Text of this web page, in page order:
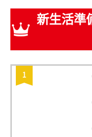
新生活準